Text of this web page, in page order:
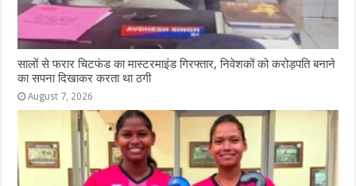
सालों से फरार चिटफंड का मास्टरमाइंड गिरफ्तार, निवेशकों को करोड़पति बनाने
का सपना दिखाकर करता था ठगी
August 7, 2026